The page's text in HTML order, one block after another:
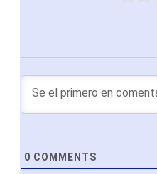
0 COMMENTS